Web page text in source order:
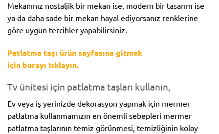
Mekanınız nostaljik bir mekan ise, modern bir tasarım ise
ya da daha sade bir mekan hayal ediyorsanız renklerine
göre uygun tercihler yapabilirsiniz.
Patlatma taşı ürün sayfasına gitmek
için burayı tıklayın.
Tv ünitesi için patlatma taşları kullanın,
Ev veya iş yerinizde dekorasyon yapmak için mermer
patlatma kullanmamızın en önemli sebepleri mermer
patlatma taşlarının temiz görünmesi, temizliğinin kolay